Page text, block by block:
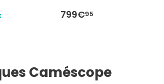
799€95
Caméscope